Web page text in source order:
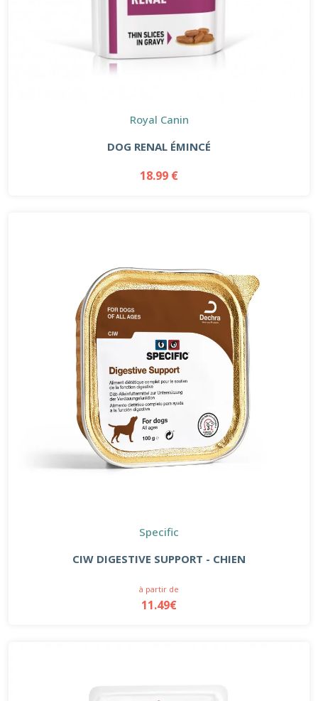
Royal Canin
DOG RENAL ÉMINCÉ
18.99 €
Specific
CIW DIGESTIVE SUPPORT - CHIEN
à partir de
11.49€